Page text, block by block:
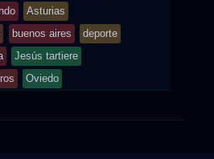
Asturias
buenos aires
deporte
Jesús tartiere
Oviedo